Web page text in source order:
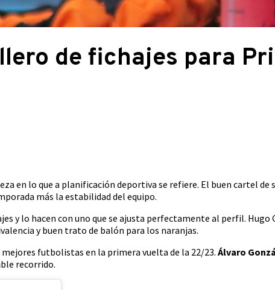
de fichajes para
en lo que a planificación deportiva se refiere. El buen cartel
más la estabilidad del equipo.
y lo hacen con uno que se ajusta perfectamente al perfil. Hugo
y buen trato de balón para los naranjas.
futbolistas en la primera vuelta de la 22/23. Álvaro
recorrido.